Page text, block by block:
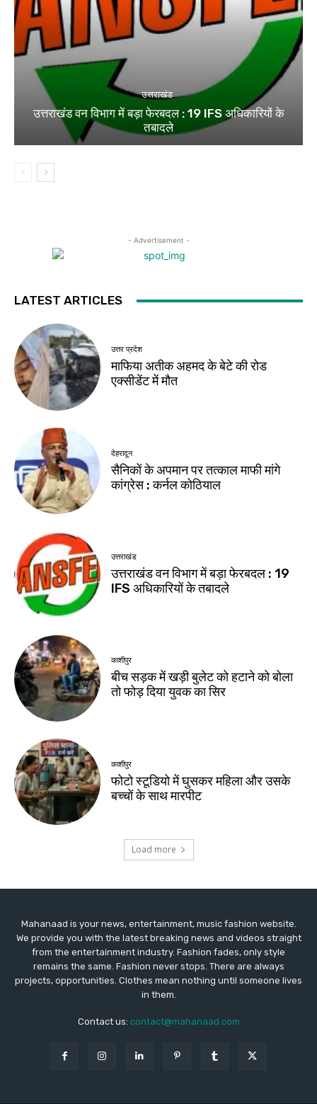
Mahanaad is your news, entertainment, music fashion website.
We provide you with the latest breaking news and videos straight
from the entertainment industry. Fashion fades, only style
remains the same. Fashion never stops. There are always
projects, opportunities. Clothes mean nothing until someone lives
in them.
Contact us: contact@mahanaad.com